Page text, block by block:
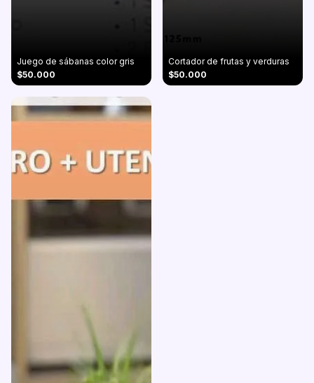
Juego de sábanas color gris
$50.000
Cortador de frutas y verduras
$50.000